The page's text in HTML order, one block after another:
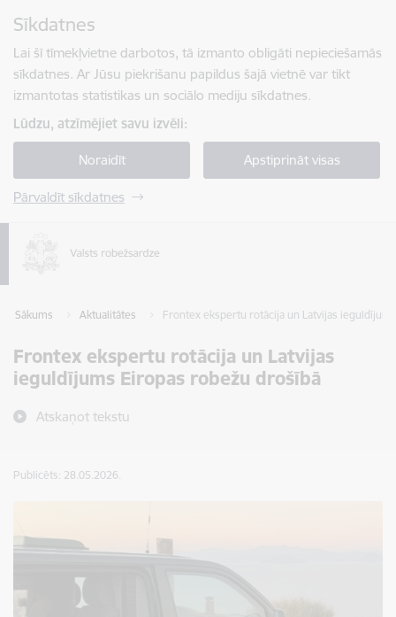
Sīkdatnes
Lai šī tīmekļvietne darbotos, tā izmanto obligāti nepieciešamās
sīkdatnes. Ar Jūsu piekrišanu papildus šajā vietnē var tikt
izmantotas statistikas un sociālo mediju sīkdatnes.
Lūdzu, atzīmējiet savu izvēli:
Noraidīt Apstiprināt visas
Pārvaldīt sīkdatnes
Sākums Aktualitātes Frontex ekspertu rotācija un Latvijas
Frontex ekspertu rotācija un Latvijas
ieguldījums Eiropas robežu drošībā
Atskaņot tekstu
Publicēts: 28.05.2026.